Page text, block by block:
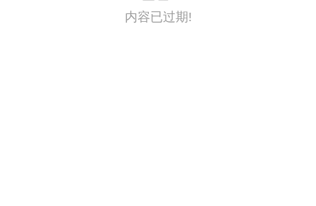
内容已过期!